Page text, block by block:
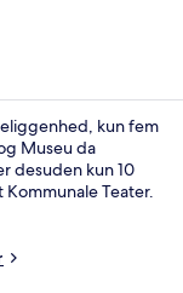
kun fem
Museu da
desuden kun 10
Teater.